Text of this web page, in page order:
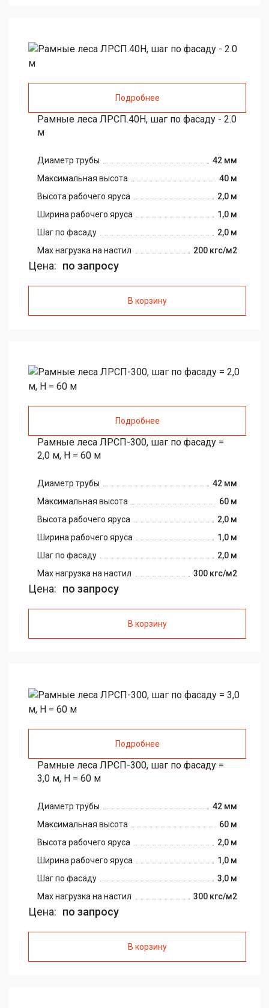
Подробнее
Рамные леса ЛРСП.40H, шаг по фасаду - 2.0
м
Диаметр трубы
42 мм
Максимальная высота
40 м
Высота рабочего яруса
2,0 м
Ширина рабочего яруса
1,0 м
Шаг по фасаду
2,0 м
Max нагрузка на настил
200 кгс/м2
Цена: по запросу
В корзину
Подробнее
Рамные леса ЛРСП-300, шаг по фасаду =
2,0 м, H = 60 м
Диаметр трубы
42 мм
Максимальная высота
60 м
Высота рабочего яруса
2,0 м
Ширина рабочего яруса
1,0 м
Шаг по фасаду
2,0 м
Max нагрузка на настил
300 кгс/м2
Цена: по запросу
В корзину
Подробнее
Рамные леса ЛРСП-300, шаг по фасаду =
3,0 м, H = 60 м
Диаметр трубы
42 мм
Максимальная высота
60 м
Высота рабочего яруса
2,0 м
Ширина рабочего яруса
1,0 м
Шаг по фасаду
3,0 м
Max нагрузка на настил
300 кгс/м2
Цена: по запросу
В корзину